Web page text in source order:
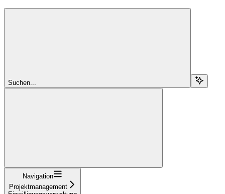
Suchen...
Navigation
Projektmanagement